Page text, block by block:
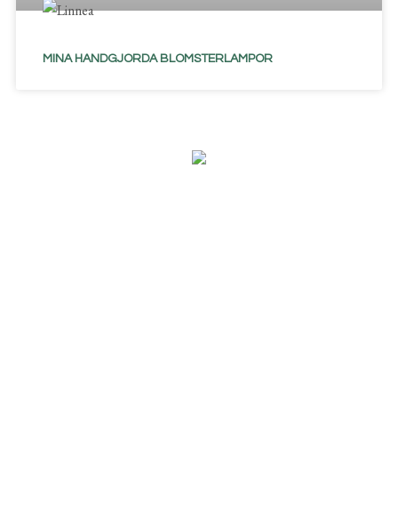
MINA HANDGJORDA BLOMSTERLAMPOR